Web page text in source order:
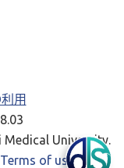
用
University.
Terms of use